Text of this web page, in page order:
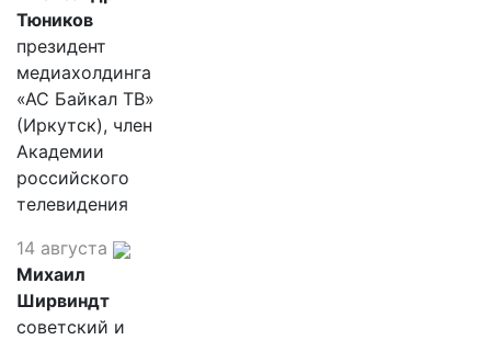
Тюников
президент
медиахолдинга
«АС Байкал ТВ»
(Иркутск), член
Академии
российского
телевидения
14 августа
Михаил
Ширвиндт
советский и